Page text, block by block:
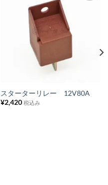
ス
スターターリレー 12V80A
¥2,420 税込み